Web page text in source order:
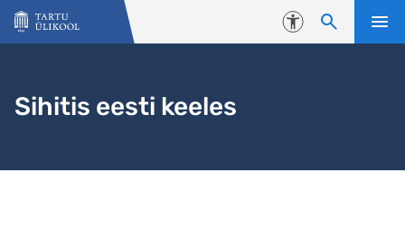
Liigu edasi põhisisu juurde
Juurdepääsetavus
Sihitis eesti keeles